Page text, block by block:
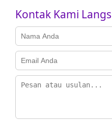
Kontak Kami